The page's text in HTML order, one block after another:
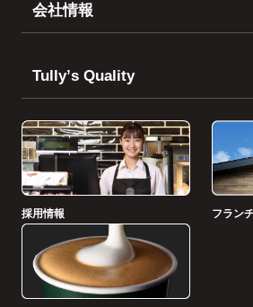
会社情報
Tullyʼs Quality
採用情報 フラン